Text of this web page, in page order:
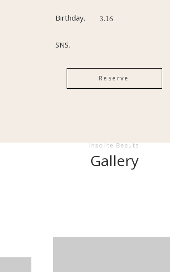
Birthday. 3.16
SNS.
Reserve
Insolite Beaute
Gallery